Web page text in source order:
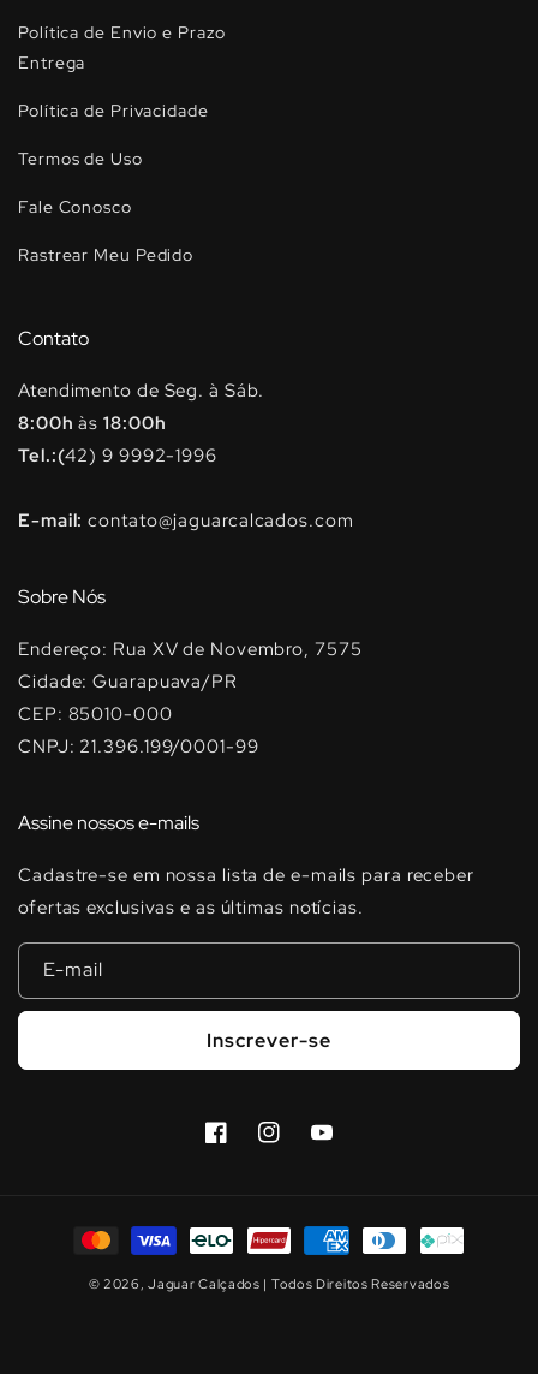
Política de Envio e Prazo
Entrega
Política de Privacidade
Termos de Uso
Fale Conosco
Rastrear Meu Pedido
Contato
Atendimento de Seg. à Sáb.
8:00h às18:00h
Tel.:(42) 9 9992-1996
E-mail:contato@jaguarcalcados.com
Sobre Nós
Endereço: Rua XV de Novembro, 7575
Cidade: Guarapuava/PR
CEP: 85010-000
CNPJ: 21.396.199/0001-99
Assine nossos e-mails
Cadastre-se em nossa lista de e-mails para receber
ofertas exclusivas e as últimas notícias.
E-mail
Inscrever-se
FacebookInstagramYouTube
Formas
pagamento
© 2026,Jaguar Calçados | Todos Direitos Reservados